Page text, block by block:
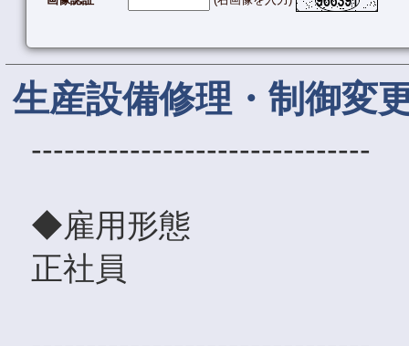
生産設備修理・制御変
-------------------------------
◆雇用形態
正社員